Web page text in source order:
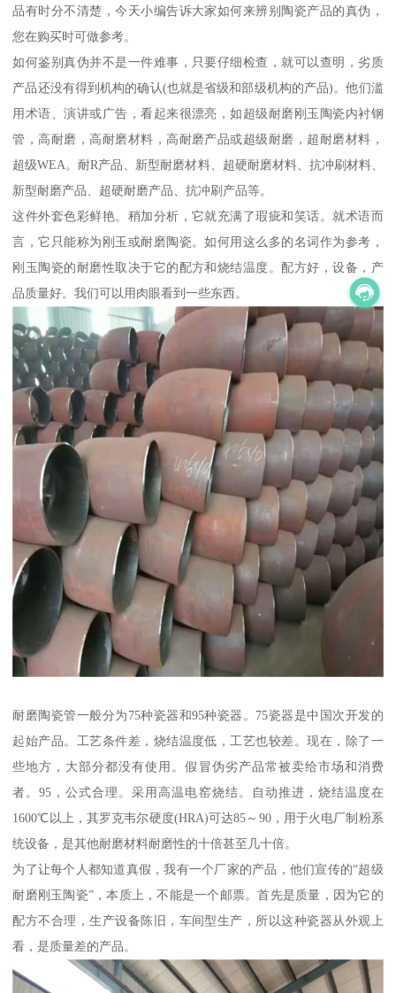
品有时分不清楚，今天小编告诉大家如何来辨别陶瓷产品的真伪，
您在购买时可做参考。
如何鉴别真伪并不是一件难事，只要仔细检查，就可以查明，劣质
产品还没有得到机构的确认(也就是省级和部级机构的产品)。他们滥
用术语、演讲或广告，看起来很漂亮，如超级耐磨刚玉陶瓷内衬钢
管，高耐磨，高耐磨材料，高耐磨产品或超级耐磨，超耐磨材料，
超级WEA。耐R产品、新型耐磨材料、超硬耐磨材料、抗冲刷材料、
新型耐磨产品、超硬耐磨产品、抗冲刷产品等。
这件外套色彩鲜艳。稍加分析，它就充满了瑕疵和笑话。就术语而
言，它只能称为刚玉或耐磨陶瓷。如何用这么多的名词作为参考，
刚玉陶瓷的耐磨性取决于它的配方和烧结温度。配方好，设备，产
品质量好。我们可以用肉眼看到一些东西。
耐磨陶瓷管一般分为75种瓷器和95种瓷器。75瓷器是中国次开发的
起始产品。工艺条件差，烧结温度低，工艺也较差。现在，除了一
些地方，大部分都没有使用。假冒伪劣产品常被卖给市场和消费
者。95，公式合理。采用高温电窑烧结。自动推进，烧结温度在
1600℃以上，其罗克韦尔硬度(HRA)可达85～90，用于火电厂制粉系
统设备，是其他耐磨材料耐磨性的十倍甚至几十倍。
为了让每个人都知道真假，我有一个厂家的产品，他们宣传的“超级
耐磨刚玉陶瓷”，本质上，不能是一个邮票。首先是质量，因为它的
配方不合理，生产设备陈旧，车间型生产，所以这种瓷器从外观上
看，是质量差的产品。